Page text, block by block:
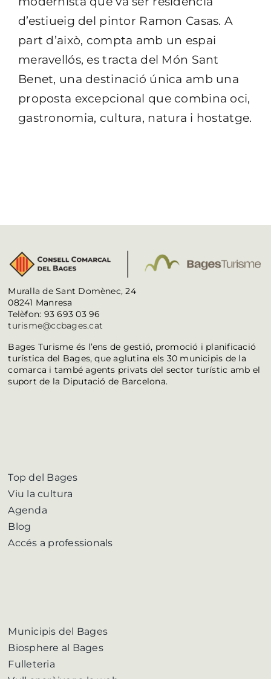
d’estiueig del pintor Ramon Casas. A
part d’això, compta amb un espai
meravellós, es tracta del Món Sant
Benet, una destinació única amb una
proposta excepcional que combina oci,
gastronomia, cultura, natura i hostatge.
Muralla de Sant Domènec, 24
08241 Manresa
Telèfon: 93 693 03 96
turisme@ccbages.cat
Bages Turisme és l’ens de gestió, promoció i planificació
turística del Bages, que aglutina els 30 municipis de la
comarca i també agents privats del sector turístic amb el
suport de la Diputació de Barcelona.
Top del Bages
Viu la cultura
Agenda
Blog
Accés a professionals
Municipis del Bages
Biosphere al Bages
Fulleteria